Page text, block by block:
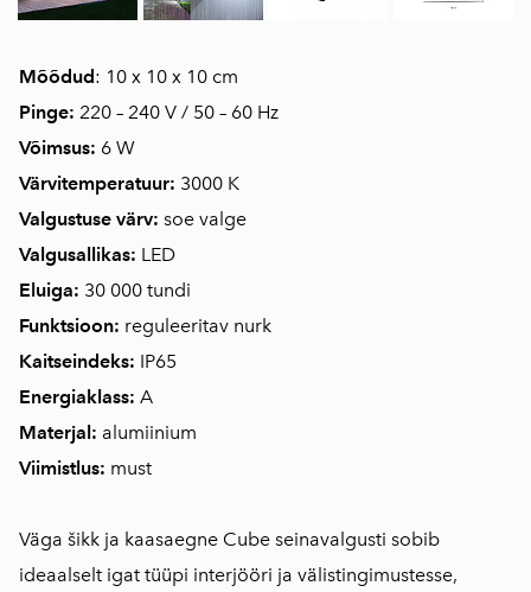
Mõõdud: 10 x 10 x 10 cm
Pinge: 220 – 240 V / 50 – 60 Hz
Võimsus: 6 W
Värvitemperatuur: 3000 K
Valgustuse värv: soe valge
Valgusallikas: LED
Eluiga: 30 000 tundi
Funktsioon: reguleeritav nurk
Kaitseindeks: IP65
Energiaklass: A
Materjal: alumiinium
Viimistlus: must
Väga šikk ja kaasaegne Cube seinavalgusti sobib
ideaalselt igat tüüpi interjööri ja välistingimustesse,